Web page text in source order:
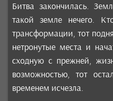
Битва закончилась.
такой земле нечего.
трансформации, тот
нетронутые места и
сходную с прежней,
возможностью, тот
временем исчезла.